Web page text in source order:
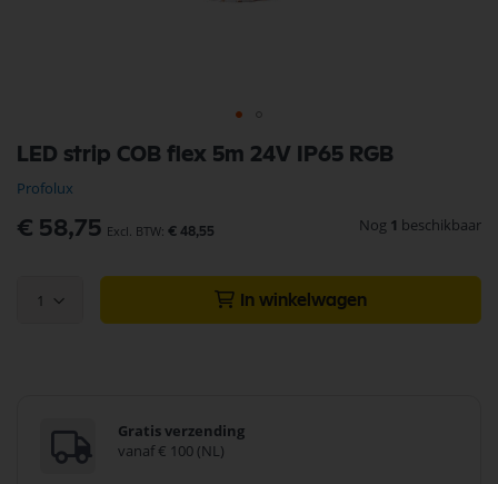
LED strip COB flex 5m 24V IP65 RGB
Profolux
€ 58,75 € 48,55 Nog 1 beschikbaar
1 In winkelwagen
Gratis verzending
vanaf € 100 (NL)
naar
het
begin
van
de